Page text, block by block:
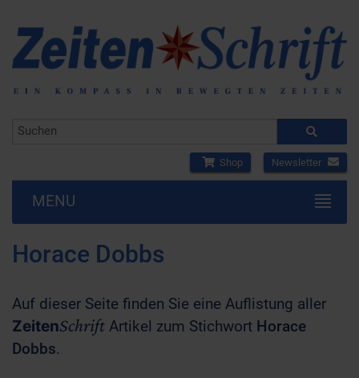
Shop Newsletter
MENU
Horace Dobbs
Auf dieser Seite finden Sie eine Auflistung aller
ZeitenSchrift Artikel zum Stichwort Horace
Dobbs.